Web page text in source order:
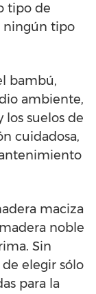
tipo de
ningún tipo
bambú,
ambiente,
los suelos de
cuidadosa,
maciza
noble
Sin
elegir sólo
para la